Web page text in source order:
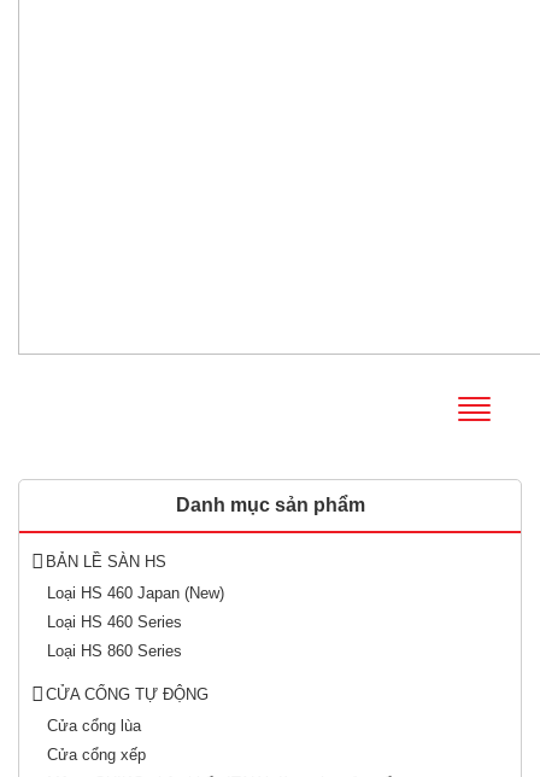
Danh mục sản phẩm
BẢN LỀ SÀN HS
Loại HS 460 Japan (New)
Loại HS 460 Series
Loại HS 860 Series
CỬA CỔNG TỰ ĐỘNG
Cửa cổng lùa
Cửa cổng xếp